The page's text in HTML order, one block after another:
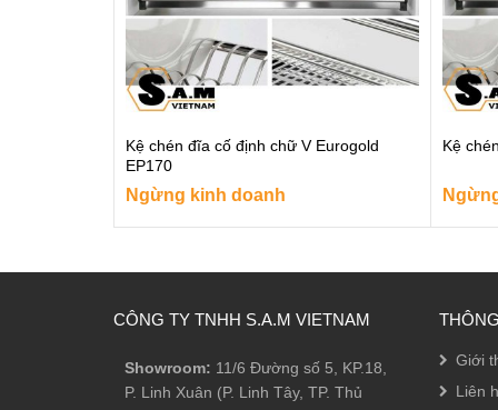
Kệ chén đĩa cố định chữ V Eurogold
EP170
Ngừng kinh doanh
Kệ
CÔNG TY TNHH S.A.M VIETNAM
Showroom: 11/6 Đường số 5, KP.18,
P. Linh Xuân (P. Linh Tây, TP. Thủ
Giới
Liên